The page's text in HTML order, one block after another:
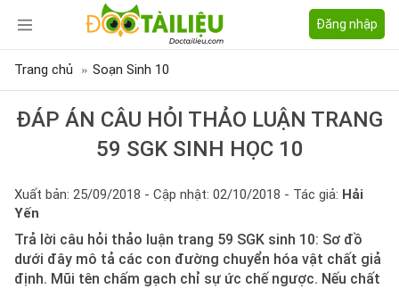
Đăng nhập
Trang chủ Soạn Sinh 10
ĐÁP ÁN CÂU HỎI THẢO LUẬN TRANG
59 SGK SINH HỌC 10
Xuất bản: 25/09/2018 - Cập nhật: 02/10/2018 - Tác giả: Hải
Yến
Trả lời câu hỏi thảo luận trang 59 SGK sinh 10: Sơ đồ
dưới đây mô tả các con đường chuyển hóa vật chất giả
định. Mũi tên chấm gạch chỉ sự ức chế ngược. Nếu chất